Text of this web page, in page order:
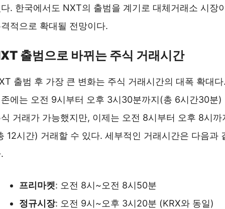
. 한국에서도 NXT의 출범을 계기로 대체거래소 시장
적으로 확대될 전망이다.
출범으로 바뀌는 주식 거래시간
출범 후 가장 큰 변화는 주식 거래시간의 대폭 확대
에는 오전 9시부터 오후 3시30분까지(총 6시간30분)
거래가 가능했지만, 이제는 오전 8시부터 오후 8시까
12시간) 거래할 수 있다. 세부적인 거래시간은 다음과
프리마켓: 오전 8시~오전 8시50분
정규시장: 오전 9시~오후 3시20분 (KRX와 동일)